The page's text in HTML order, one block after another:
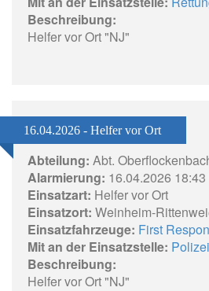
Beschreibung:
Helfer vor Ort "NJ"
16.04.2026 - Helfer vor Ort
Abteilung: Abt.
Alarmierung: 16.04.2026
Einsatzart: Helfer vor Ort
Einsatzort: Weinheim-
Einsatzfahrzeuge: First
Mit an der Einsatzstelle: Polizei
Beschreibung:
Helfer vor Ort "NJ"